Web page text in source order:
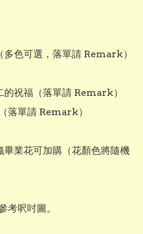
多色可選，落單請 Remark）
的祝福（落單請 Remark）
落單請 Remark）
畢業花可加購（花顏色將隨機
考呎吋圖。